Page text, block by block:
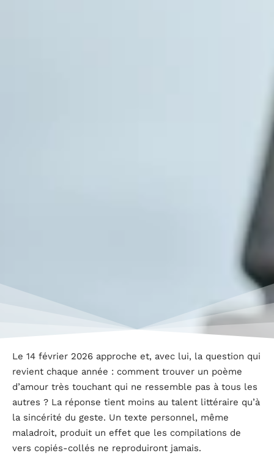
Le 14 février 2026 approche et, avec lui, la question qui
revient chaque année : comment trouver un poème
d’amour très touchant qui ne ressemble pas à tous les
autres ? La réponse tient moins au talent littéraire qu’à
la sincérité du geste. Un texte personnel, même
maladroit, produit un effet que les compilations de
vers copiés-collés ne reproduiront jamais.